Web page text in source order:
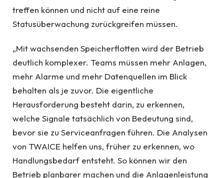
treffen können und nicht auf eine reine
Statusüberwachung zurückgreifen müssen.
„Mit wachsenden Speicherflotten wird der Betrieb
deutlich komplexer. Teams müssen mehr Anlagen,
mehr Alarme und mehr Datenquellen im Blick
behalten als je zuvor. Die eigentliche
Herausforderung besteht darin, zu erkennen,
welche Signale tatsächlich von Bedeutung sind,
bevor sie zu Serviceanfragen führen. Die Analysen
von TWAICE helfen uns, früher zu erkennen, wo
Handlungsbedarf entsteht. So können wir den
Betrieb planbarer machen und die Anlagenleistung